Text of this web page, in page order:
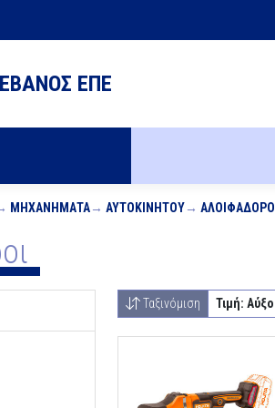
ΕΠΕ
ΜΗΧΑΝΉΜΑΤΑ ΑΥΤΟΚΙΝΉΤΟΥ ΑΛΟΙΦΑΔΌΡΟΙ
Ταξινόμιση